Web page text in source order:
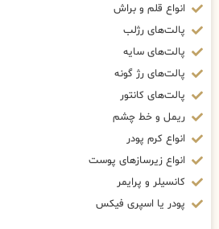
انواع قلم و براش
پالت‌های رژلب
پالت‌های سایه
پالت‌های رژ گونه
پالت‌های کانتور
ریمل و خط چشم
انواع کرم پودر
انواع زیرسازهای پوست
کانسیلر و پرایمر
پودر یا اسپری فیکس